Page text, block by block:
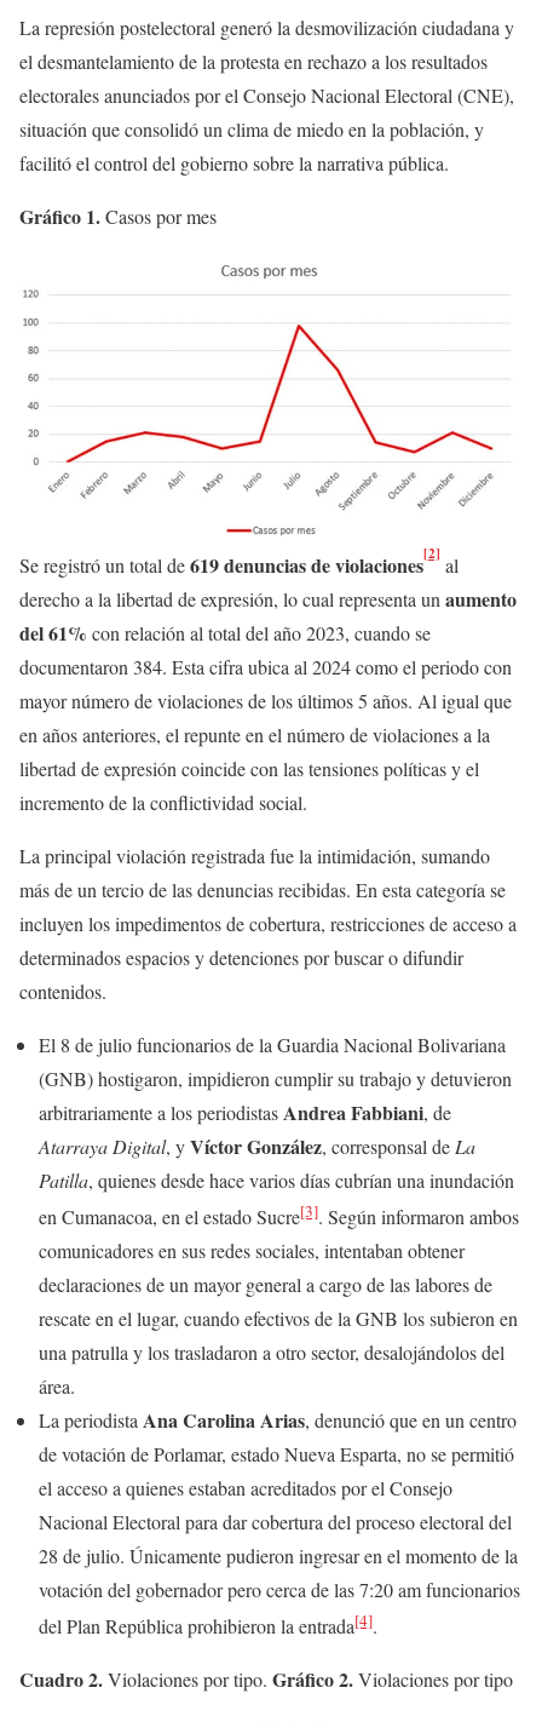
La represión postelectoral generó la desmovilización ciudadana y
el desmantelamiento de la protesta en rechazo a los resultados
electorales anunciados por el Consejo Nacional Electoral (CNE),
situación que consolidó un clima de miedo en la población, y
facilitó el control del gobierno sobre la narrativa pública.
Gráfico 1.Casos por mes
Se registró un total de619 denunciasde violaciones[2] al
derecho a la libertad de expresión, lo cual representa un aumento
del 61% con relación al total del año 2023, cuando se
documentaron 384. Esta cifra ubica al 2024 como el periodo con
mayor número de violaciones de los últimos 5 años. Al igual que
en años anteriores, el repunte en el número de violaciones a la
libertad de expresión coincide con las tensiones políticas y el
incremento de la conflictividad social.
La principal violación registrada fue la intimidación, sumando
más de un tercio de las denuncias recibidas. En esta categoría se
incluyen los impedimentos de cobertura, restricciones de acceso a
determinados espacios y detenciones por buscar o difundir
contenidos.
El 8 de julio funcionarios de la Guardia Nacional Bolivariana
(GNB) hostigaron, impidieron cumplir su trabajo y detuvieron
arbitrariamente a los periodistas Andrea Fabbiani, de
Atarraya Digital, yVíctor González, corresponsal de La
Patilla, quienes desde hace varios días cubrían una inundación
en Cumanacoa, en el estado Sucre[3]. Según informaron ambos
comunicadores en sus redes sociales, intentaban obtener
declaraciones de un mayor general a cargo de las labores de
rescate en el lugar, cuando efectivos de la GNB los subieron en
una patrulla y los trasladaron a otro sector, desalojándolos del
área.
La periodista Ana Carolina Arias, denunció que en un centro
de votación de Porlamar, estado Nueva Esparta, no se permitió
el acceso a quienes estaban acreditados por el Consejo
Nacional Electoral para dar cobertura del proceso electoral del
28 de julio. Únicamente pudieron ingresar en el momento de la
votación del gobernador pero cerca de las 7:20 am funcionarios
del Plan República prohibieron la entrada[4].
Cuadro 2.Violaciones por tipo. Gráfico 2.Violaciones por tipo